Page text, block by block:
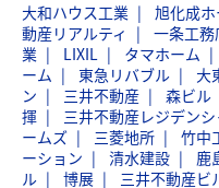
大和ハウス工業 旭化成
動産リアルティ
一条工務
業
LIXIL タマホーム
ーム
東急リバブル 大
ン
三井不動産 森ビル
揮
三井不動産レジデン
ームズ
三菱地所 竹中
ーション
清水建設 鹿
ル
博展 三井不動産ビ